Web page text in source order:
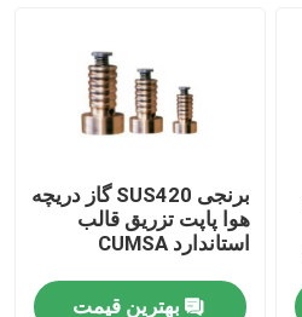
برنجی SUS420 گاز دریچه
هوا پاپت تزریق قالب
استاندارد CUMSA
بهترین قیمت